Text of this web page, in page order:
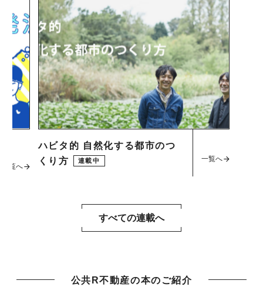
ハビタ的 自然化する都市のつ
くり方
連載中
一覧へ
一覧へ
すべての連載へ
公共R不動産の本のご紹介